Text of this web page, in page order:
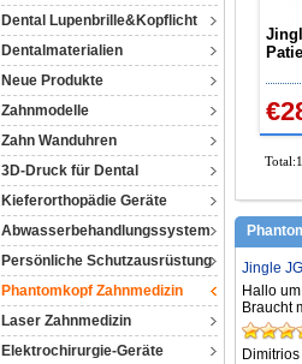
Dental Lupenbrille&Kopflicht
Dentalmaterialien
Neue Produkte
Zahnmodelle
Zahn Wanduhren
3D-Druck für Dental
Kieferorthopädie Geräte
Abwasserbehandlungssystem
Persönliche Schutzausrüstung
Phantomkopf Zahnmedizin
Laser Zahnmedizin
Elektrochirurgie-Geräte
Jingle
Hallo
Braucht
Dimitrios